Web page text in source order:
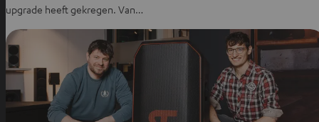
upgrade heeft gekregen. Van…